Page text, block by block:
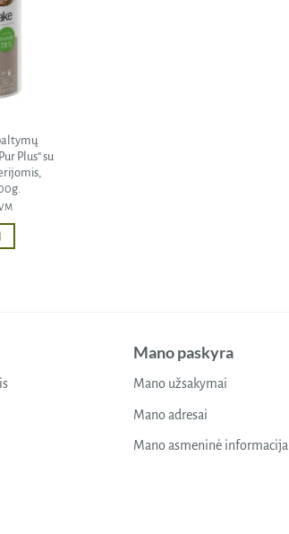
Plus“ su
Mano paskyra
Mano užsakymai
Mano adresai
Mano asmeninė informacija